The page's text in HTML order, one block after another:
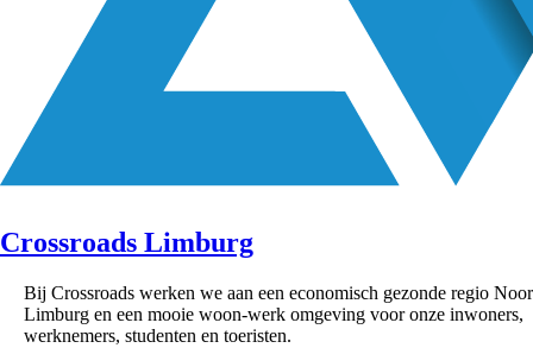
Crossroads Limburg
Bij Crossroads werken we aan een economisch gezonde regio
Limburg en een mooie woon-werk omgeving voor onze inwoners,
werknemers, studenten en toeristen.